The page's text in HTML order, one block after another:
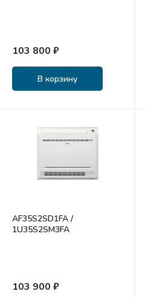
103 800 ₽
В корзину
AF35S2SD1FA /
1U35S2SM3FA
103 900 ₽